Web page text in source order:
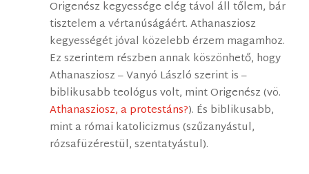
Origenész kegyessége elég távol áll tőlem, bár
tisztelem a vértanúságáért. Athanasziosz
kegyességét jóval közelebb érzem magamhoz.
Ez szerintem részben annak köszönhető, hogy
Athanasziosz – Vanyó László szerint is –
biblikusabb teológus volt, mint Origenész (vö.
Athanasziosz, a protestáns?). És biblikusabb,
mint a római katolicizmus (szűzanyástul,
rózsafüzérestül, szentatyástul).